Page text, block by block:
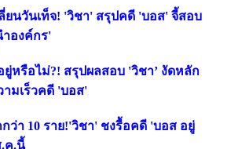
ยนวันเท็จ! 'วิชา' สรุปคดี 'บอส' จี้สอบ
ำองค์กร'
ยู่หรือไม่?! สรุปผลสอบ 'วิชา’ งัดหลัก
มเร็วคดี 'บอส'
ว่า 10 ราย!'วิชา' ชงรื้อคดี 'บอส อยู่
.ค.นี้